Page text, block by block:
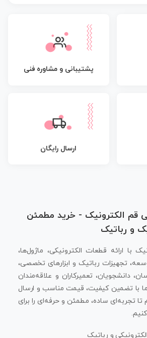
پشتیبانی و مشاوره فنی
ارسال رایگان
قم الکترونیک - خرید مطمئن
و رباتیک
با ارائه قطعات الکترونیکی، ماژول‌ها،
تجهیزات رباتیک و ابزارهای تخصصی،
دانشجویان، تعمیرکاران و علاقه‌مندان
با تضمین کیفیت، قیمت مناسب و ارسال
تجربه‌ای ساده، مطمئن و حرفه‌ای را برای
و رباتیک